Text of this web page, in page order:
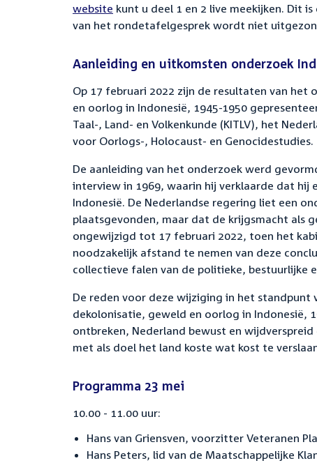
website kunt u deel 1 en 2 live meekijken. Dit
van het rondetafelgesprek wordt niet
Aanleiding en uitkomsten onderzoek
Op 17 februari 2022 zijn de resultaten van
en oorlog in Indonesië, 1945-1950
Taal-, Land- en Volkenkunde (KITLV), het
voor Oorlogs-, Holocaust- en Genocidestudies.
De aanleiding van het onderzoek werd
interview in 1969, waarin hij verklaarde dat hij
Indonesië. De Nederlandse regering liet een
plaatsgevonden, maar dat de krijgsmacht als
ongewijzigd tot 17 februari 2022, toen het
noodzakelijk afstand te nemen van deze
collectieve falen van de politieke, bestuurlijke
De reden voor deze wijziging in het
dekolonisatie, geweld en oorlog in Indonesië,
ontbreken, Nederland bewust en
met als doel het land koste wat kost te
Programma 23 mei
10.00 - 11.00 uur:
Hans van Griensven, voorzitter Veteranen
Hans Peters, lid van de Maatschappelijke